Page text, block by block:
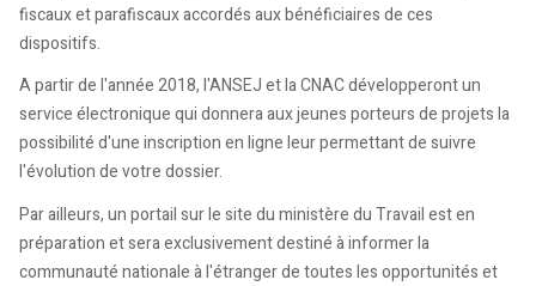
fiscaux et parafiscaux accordés aux bénéficiaires de ces
dispositifs.
A partir de l'année 2018, l'ANSEJ et la CNAC développeront un
service électronique qui donnera aux jeunes porteurs de projets la
possibilité d'une inscription en ligne leur permettant de suivre
l'évolution de votre dossier.
Par ailleurs, un portail sur le site du ministère du Travail est en
préparation et sera exclusivement destiné à informer la
communauté nationale à l'étranger de toutes les opportunités et